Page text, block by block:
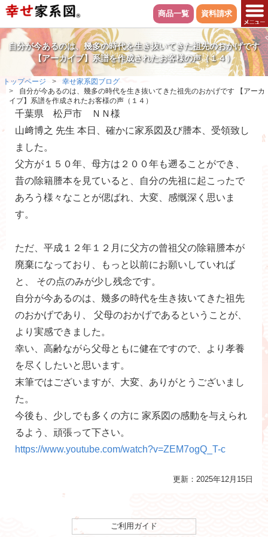
商品一覧 資料請求
自分が今あるのは、幾多の時代を生き抜いてきた祖先のおかげです
【アーカイブ】系譜を作成されたお客様の声（１４）
トップページ
幸せ家系図ブログ
自分が今あるのは、幾多の時代を生き抜いてきた祖先のおかげです 【アーカ
イブ】系譜を作成されたお客様の声（１４）
千葉県 松戸市 ＮＮ様
山﨑博之 先生 本日、確かに家系図及び謄本、受領致し
ました。
父方が１５０年、母方は２００年も遡ることができ、
昔の除籍謄本を見ていると、自分の先祖に起こったで
あろう様々なことが偲ばれ、大変、感慨深く思いま
す。
ただ、平成１２年１２月に父方の曾祖父の除籍謄本が
廃棄になっており、もっと以前にお願いしていれば
と、 その点のみが少し残念です。
自分が今あるのは、幾多の時代を生き抜いてきた祖先
のおかげであり、 父母のおかげであるということが、
より実感できました。
幸い、高齢ながら父母ともに健在ですので、より孝養
を尽くしたいと思います。
末筆ではございますが、大変、ありがとうございまし
た。
今後も、少しでも多くの方に 家系図の感動を与えられ
るよう、頑張って下さい。
https://www.youtube.com/watch?v=ZEM7ogQ_T-c
更新：2025年12月15日
ご利用ガイド